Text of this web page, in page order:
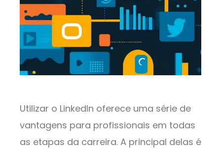
Utilizar o LinkedIn oferece uma série de
vantagens para profissionais em todas
as etapas da carreira. A principal delas é